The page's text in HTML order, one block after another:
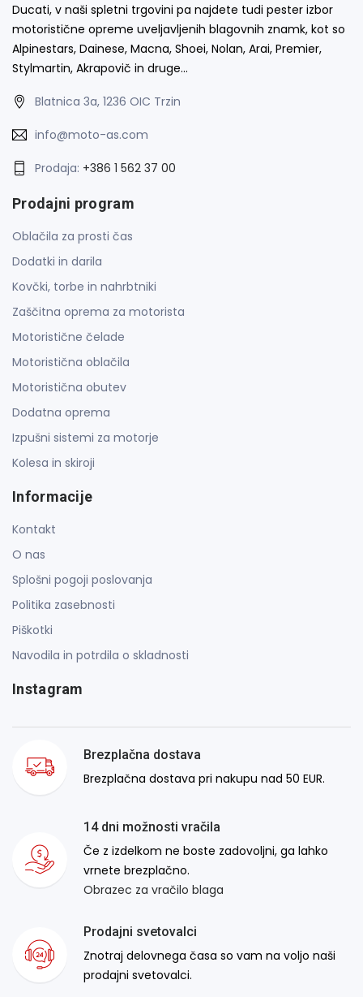
Ducati, v naši spletni trgovini pa najdete tudi pester izbor
motoristične opreme uveljavljenih blagovnih znamk, kot so
Alpinestars, Dainese, Macna, Shoei, Nolan, Arai, Premier,
Stylmartin, Akrapovič in druge…
Blatnica 3a, 1236 OIC Trzin
info@moto-as.com
Prodaja: +386 1 562 37 00
Prodajni program
Oblačila za prosti čas
Dodatki in darila
Kovčki, torbe in nahrbtniki
Zaščitna oprema za motorista
Motoristične čelade
Motoristična oblačila
Motoristična obutev
Dodatna oprema
Izpušni sistemi za motorje
Kolesa in skiroji
Informacije
Kontakt
O nas
Splošni pogoji poslovanja
Politika zasebnosti
Piškotki
Navodila in potrdila o skladnosti
Instagram
Brezplačna dostava
Brezplačna dostava pri nakupu nad 50 EUR.
14 dni možnosti vračila
Če z izdelkom ne boste zadovoljni, ga lahko
vrnete brezplačno.
Obrazec za vračilo blaga
Prodajni svetovalci
Znotraj delovnega časa so vam na voljo naši
prodajni svetovalci.